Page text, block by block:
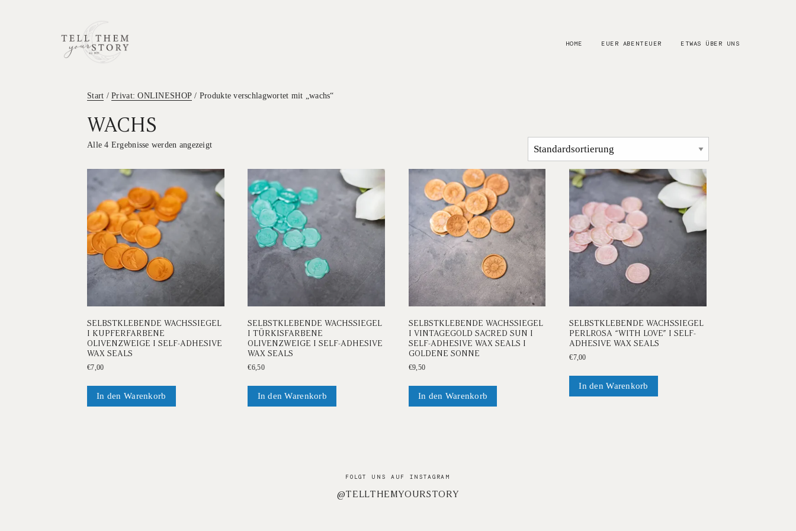
HOME EUER ABENTEUER ETWAS ÜBER UNS
Start /Privat: ONLINESHOP / Produkte verschlagwortet mit „wachs“
WACHS
Alle 4 Ergebnisse werden angezeigt
SELBSTKLEBENDE WACHSSIEGEL
I KUPFERFARBENE
OLIVENZWEIGE I SELF-ADHESIVE
WAX SEALS
€7,00
In den Warenkorb
SELBSTKLEBENDE WACHSSIEGEL
I TÜRKISFARBENE
OLIVENZWEIGE I SELF-ADHESIVE
WAX SEALS
€6,50
In den Warenkorb
SELBSTKLEBENDE WACHSSIEGEL
I VINTAGEGOLD SACRED SUN I
SELF-ADHESIVE WAX SEALS I
GOLDENE SONNE
€9,50
In den Warenkorb
SELBSTKLEBENDE WACHSSIEGEL
PERLROSA “WITH LOVE” I SELF-
ADHESIVE WAX SEALS
€7,00
In den Warenkorb
FOLGT UNS AUF INSTAGRAM
@TELLTHEMYOURSTORY